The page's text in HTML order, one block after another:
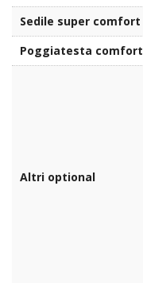
Sedile super comfort
Poggiatesta comfort
Altri optional